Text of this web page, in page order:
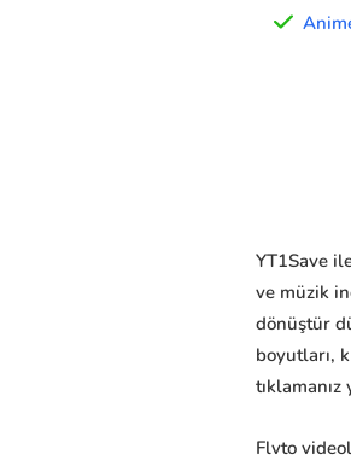
YT1Save
ve müzik
dönüştür
boyutları,
Flvto